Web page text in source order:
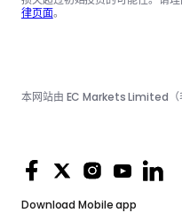
律页面。
Download Mobile app
本网站由 EC Markets Limited（